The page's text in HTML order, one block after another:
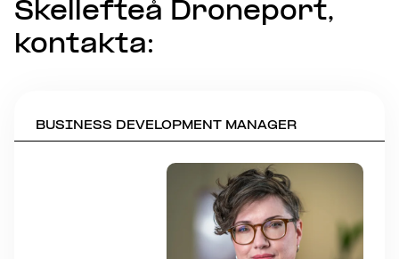
Skellefteå Droneport,
kontakta:
BUSINESS DEVELOPMENT MANAGER